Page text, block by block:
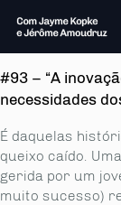
#93 – “A
necessidades
É daquelas
queixo caído.
gerida por um
muito sucesso)